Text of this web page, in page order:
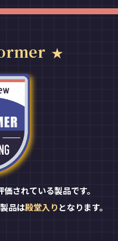
されている製品です。
品は殿堂入り となります。